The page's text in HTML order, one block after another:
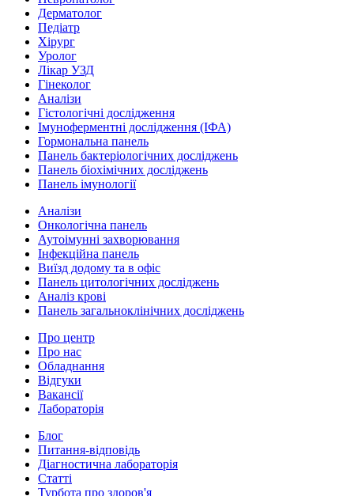
Дерматолог
Педіатр
Хірург
Уролог
Лікар УЗД
Гінеколог
Аналізи
Гістологічні дослідження
Імуноферментні дослідження (ІФА)
Гормональна панель
Панель бактеріологічних досліджень
Панель біохімічних досліджень
Панель імунології
Аналізи
Онкологічна панель
Аутоімунні захворювання
Інфекційна панель
Виїзд додому та в офіс
Панель цитологічних досліджень
Аналіз крові
Панель загальноклінічних досліджень
Про центр
Про нас
Обладнання
Відгуки
Вакансії
Лабораторія
Блог
Питання-відповідь
Діагностична лабораторія
Статті
Турбота про здоров'я